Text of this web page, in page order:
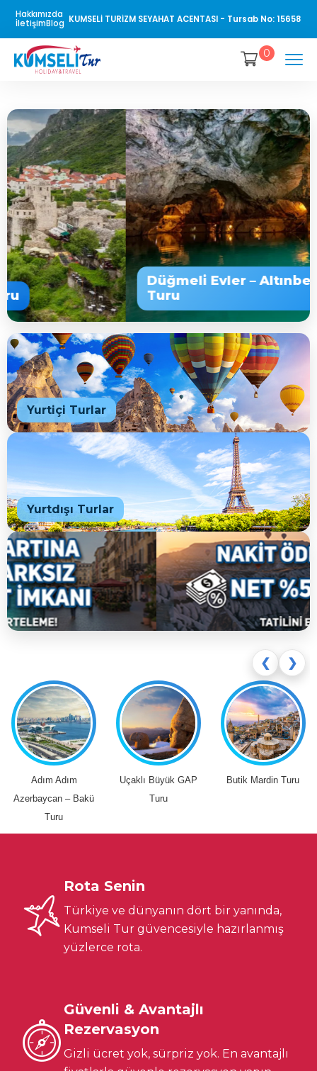
Hakkımızda
İletişimBlog KUMSELİ TURİZM SEYAHAT ACENTASI - Tursab No: 15658
0
Baştan Başa Balkan Turu
Yurtiçi Turlar
Yurtdışı Turlar
❮ ❯
Adım Adım
Azerbaycan – Bakü
Turu
Uçaklı Büyük GAP
Turu
Butik Mardin Turu
Rota Senin
Türkiye ve dünyanın dört bir yanında,
Kumseli Tur güvencesiyle hazırlanmış
yüzlerce rota.
Güvenli & Avantajlı
Rezervasyon
Gizli ücret yok, sürpriz yok. En avantajlı